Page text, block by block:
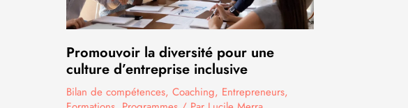
Promouvoir la diversité pour une
culture d’entreprise inclusive
Bilan de compétences, Coaching, Entrepreneurs,